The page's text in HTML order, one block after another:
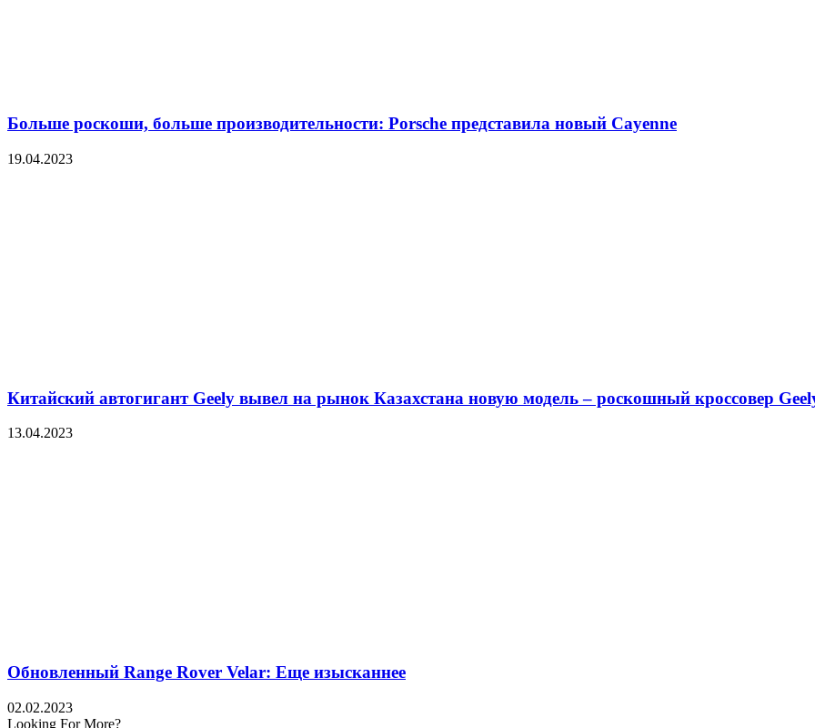
Больше роскоши, больше производительности: Porsche представила новый Cayenne
19.04.2023
Китайский автогигант Geely вывел на рынок Казахстана новую модель – роскошный кроссовер
13.04.2023
Обновленный Range Rover Velar: Еще изысканнее
02.02.2023
Looking For More?